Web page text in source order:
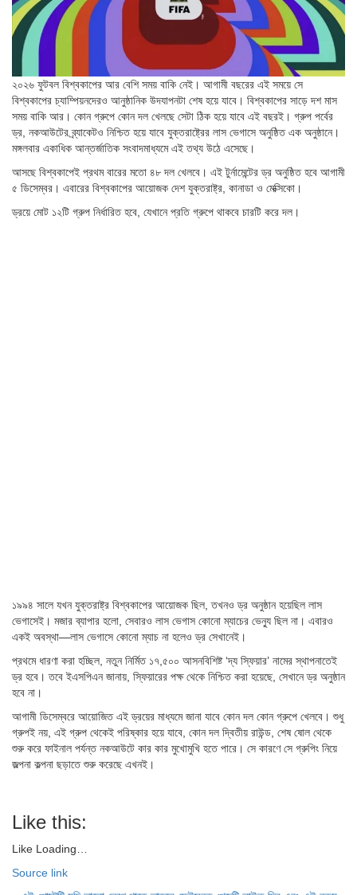
২০২৬ ফুটবল বিশ্বকাপের আর বেশি সময় বাকি নেই। আগামী বছরের এই সময়ে সে
বিশ্বকাপের চ্যাম্পিয়নদেরও আনুষ্ঠানিক উদযাপনটা শেষ হয়ে যাবে। বিশ্বকাপের সাড়ে দশ মাস
সময় বাকি আর। কোন গ্রুপে কোন দল খেলছে সেটা ঠিক হয়ে যাবে এই বছরই। গ্রুপ পর্বের
ড্র, নকআউটের ব্র্যাকেটও নিশ্চিত হয়ে যাবে যুক্তরাষ্ট্রের লাস ভেগাসে অনুষ্ঠিত এক অনুষ্ঠানে।
মঙ্গলবার একাধিক আন্তর্জাতিক সংবাদমাধ্যমে এই তথ্য উঠে এসেছে।
আসছে বিশ্বকাপেই প্রথম বারের মতো ৪৮ দল খেলবে। এই টুর্নামেন্টের ড্র অনুষ্ঠিত হবে আগামী
৫ ডিসেম্বর। এবারের বিশ্বকাপের আয়োজক দেশ যুক্তরাষ্ট্র, কানাডা ও মেক্সিকো।
ড্রয়ে মোট ১২টি গ্রুপ নির্ধারিত হবে, যেখানে প্রতি গ্রুপে থাকবে চারটি করে দল।
১৯৯৪ সালে যখন যুক্তরাষ্ট্র বিশ্বকাপের আয়োজক ছিল, তখনও ড্র অনুষ্ঠান হয়েছিল লাস
ভেগাসেই। মজার ব্যাপার হলো, সেবারও লাস ভেগাস কোনো ম্যাচের ভেন্যু ছিল না। এবারও
একই অবস্থা—লাস ভেগাসে কোনো ম্যাচ না হলেও ড্র সেখানেই।
প্রথমে ধারণা করা হচ্ছিল, নতুন নির্মিত ১৭,৫০০ আসনবিশিষ্ট ‘দ্য স্ফিয়ার’ নামের স্থাপনাতেই
ড্র হবে। তবে ইএসপিএন জানায়, স্ফিয়ারের পক্ষ থেকে নিশ্চিত করা হয়েছে, সেখানে ড্র অনুষ্ঠান
হবে না।
আগামী ডিসেম্বরে আয়োজিত এই ড্রয়ের মাধ্যমে জানা যাবে কোন দল কোন গ্রুপে খেলবে। শুধু
গ্রুপই নয়, এই গ্রুপ থেকেই পরিষ্কার হয়ে যাবে, কোন দল দ্বিতীয় রাউন্ড, শেষ ষোল থেকে
শুরু করে ফাইনাল পর্যন্ত নকআউটে কার কার মুখোমুখি হতে পারে। সে কারণে সে গ্রুপিং নিয়ে
জল্পনা কল্পনা ছড়াতে শুরু করেছে এখনই।
Like this:
Like Loading…
Source link